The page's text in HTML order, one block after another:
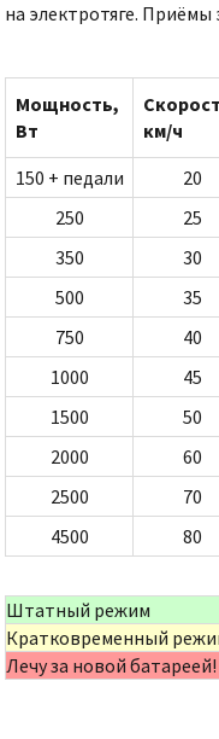
на электротяге.
Мощность,
Вт
км/ч
150 + педали
20
250
25
350
30
500
35
750
40
1000
45
1500
50
2000
60
2500
70
4500
80
Штатный режим
Кратковременный
Лечу за новой батареей!